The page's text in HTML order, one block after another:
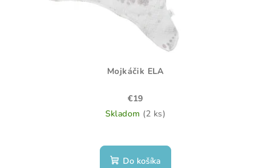
Mojkáčik ELA
€19
Skladom (2 ks)
hodnotenie
produktu
Do košíka